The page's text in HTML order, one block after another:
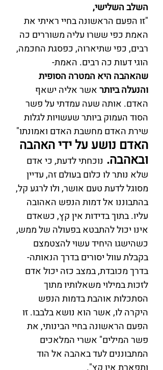
השלב השלישי,
"זו הפעם הראשונה בחיי ראיתי את
האמת כפי ששרו עליה משוררים כה
רבים, כפי שתיארוה, כפסגת החכמה,
הוגי דעות כה רבים. האמת-
שהאהבה היא המטרה הסופית
והנעלה ביותר אשר אליה ישאף
האדם. אותה שעה עמדתי על פשר
הסוד העמוק ביותר שעשויות לגלות
שירת האדם מחשבת האדם ואמונתו"
האדם נושע על ידי האהבה
ובאהבה. נוכחתי לדעת, כי אדם
שלא נותר לו כלום בעולם זה, עדיין
מסוגל לדעת טעם אושר, ולו לרגע קל,
בהתבוננו אל דמות הנפש האהובה
עליו. בתוך בדידות אין קץ, כשאדם
אינו יכול להתבטא בפעולה של ממש,
כשהישגו היחיד עשוי להצטמצם
בקבלת עוול יסורים בדרך הנאותה-
בדרך מכובדת, במצב כזה יכול אדם
לזכות במילוי משאלותיו מתוך
הסתכלות אוהבת בדמות הנפש
היקרה לו, אשר הוא נושא בלבבו. זו
הפעם הראשונה בחיי הבינותי, את
פשר המילים" אשרי המלאכים
המתבוננים לעד באהבה אל הוד